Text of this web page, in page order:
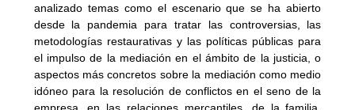
analizado temas como el escenario que se ha abierto
desde la pandemia para tratar las controversias, las
metodologías restaurativas y las políticas públicas para
el impulso de la mediación en el ámbito de la justicia, o
aspectos más concretos sobre la mediación como medio
idóneo para la resolución de conflictos en el seno de la
empresa, en las relaciones mercantiles, de la familia,